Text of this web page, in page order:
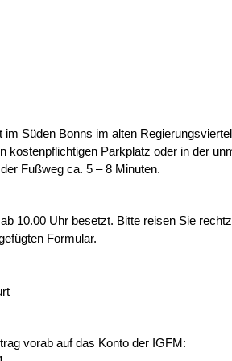
Süden Bonns im alten
kostenpflichtigen Parkplatz oder in der
Fußweg ca. 5 – 8 Minuten.
10.00 Uhr besetzt. Bitte reisen Sie
Formular.
vorab auf das Konto der IGFM: